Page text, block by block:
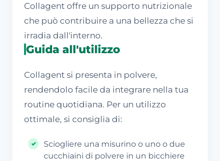
Collagent offre un supporto nutrizionale
che può contribuire a una bellezza che si
irradia dall'interno.
Guida all'utilizzo
Collagent si presenta in polvere,
rendendolo facile da integrare nella tua
routine quotidiana. Per un utilizzo
ottimale, si consiglia di:
Sciogliere una misurino o uno o due
cucchiaini di polvere in un bicchiere